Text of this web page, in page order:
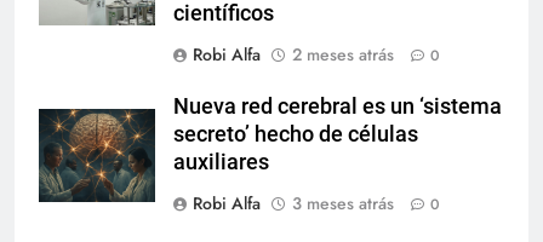
científicos
Robi Alfa
2 meses atrás 0
Nueva red cerebral es un ‘sistema
secreto’ hecho de células
auxiliares
Robi Alfa
3 meses atrás 0